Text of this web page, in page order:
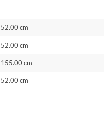
52.00 cm
52.00 cm
155.00 cm
52.00 cm